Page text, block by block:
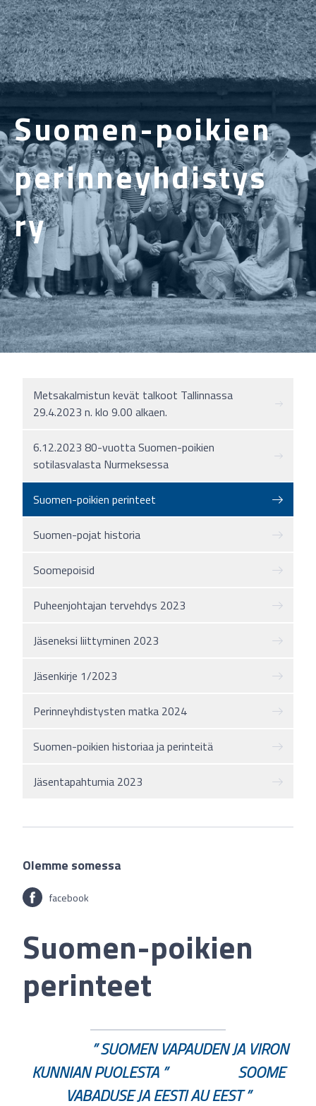
Suomen-poikien
perinneyhdistys
ry
Metsakalmistun kevät talkoot Tallinnassa
29.4.2023 n. klo 9.00 alkaen.
6.12.2023 80-vuotta Suomen-poikien
sotilasvalasta Nurmeksessa
Suomen-poikien perinteet
Suomen-pojat historia
Soomepoisid
Puheenjohtajan tervehdys 2023
Jäseneksi liittyminen 2023
Jäsenkirje 1/2023
Perinneyhdistysten matka 2024
Suomen-poikien historiaa ja perinteitä
Jäsentapahtumia 2023
Olemme somessa
facebook
Suomen-poikien
perinteet
” SUOMEN VAPAUDEN JA VIRON
KUNNIAN PUOLESTA ” SOOME
VABADUSE JA EESTI AU EEST ”